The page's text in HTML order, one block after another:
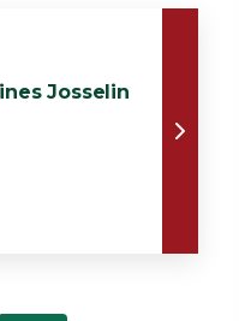
Josselin